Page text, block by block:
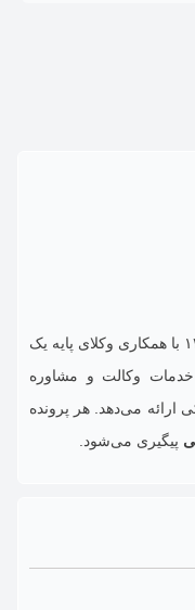
از سال ۱۳۹۳ با همکاری وکلای پایه یک
خدمات وکالت و مشاوره
می‌دهد. هر پرونده
پیگیری می‌شود.